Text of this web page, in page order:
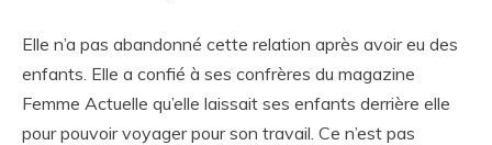
Elle n’a pas abandonné cette relation après avoir eu des
enfants. Elle a confié à ses confrères du magazine
Femme Actuelle qu’elle laissait ses enfants derrière elle
pour pouvoir voyager pour son travail. Ce n’est pas